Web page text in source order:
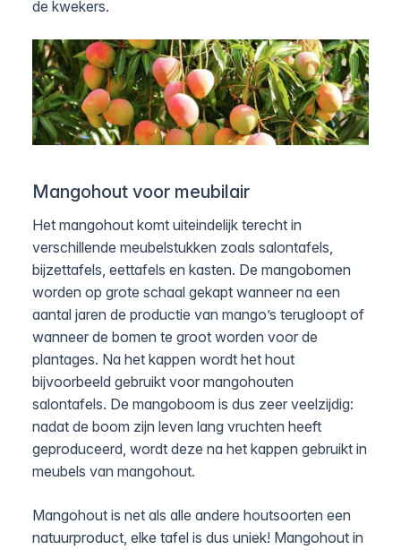
de kwekers.
Mangohout voor meubilair
Het mangohout komt uiteindelijk terecht in
verschillende meubelstukken zoals salontafels,
bijzettafels, eettafels en kasten. De mangobomen
worden op grote schaal gekapt wanneer na een
aantal jaren de productie van mango’s terugloopt of
wanneer de bomen te groot worden voor de
plantages. Na het kappen wordt het hout
bijvoorbeeld gebruikt voor mangohouten
salontafels. De mangoboom is dus zeer veelzijdig:
nadat de boom zijn leven lang vruchten heeft
geproduceerd, wordt deze na het kappen gebruikt in
meubels van mangohout.
Mangohout is net als alle andere houtsoorten een
natuurproduct, elke tafel is dus uniek! Mangohout in